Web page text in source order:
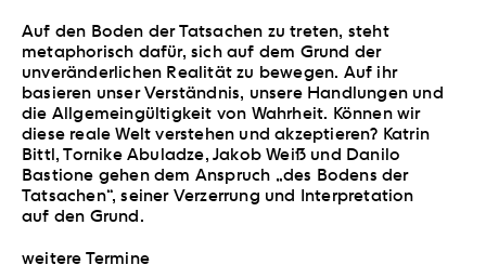
Auf den Boden der Tatsachen zu treten, steht
metaphorisch dafür, sich auf dem Grund der
unveränderlichen Realität zu bewegen. Auf ihr
basieren unser Verständnis, unsere Handlungen und
die Allgemeingültigkeit von Wahrheit. Können wir
diese reale Welt verstehen und akzeptieren? Katrin
Bittl, Tornike Abuladze, Jakob Weiß und Danilo
Bastione gehen dem Anspruch „des Bodens der
Tatsachen“, seiner Verzerrung und Interpretation
auf den Grund.
weitere Termine